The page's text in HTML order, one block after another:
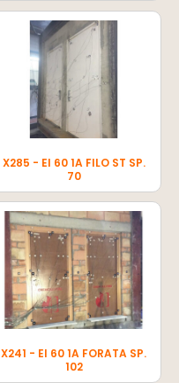
X285 - EI 60 1A FILO ST SP.
70
X241 - EI 60 1A FORATA SP.
102